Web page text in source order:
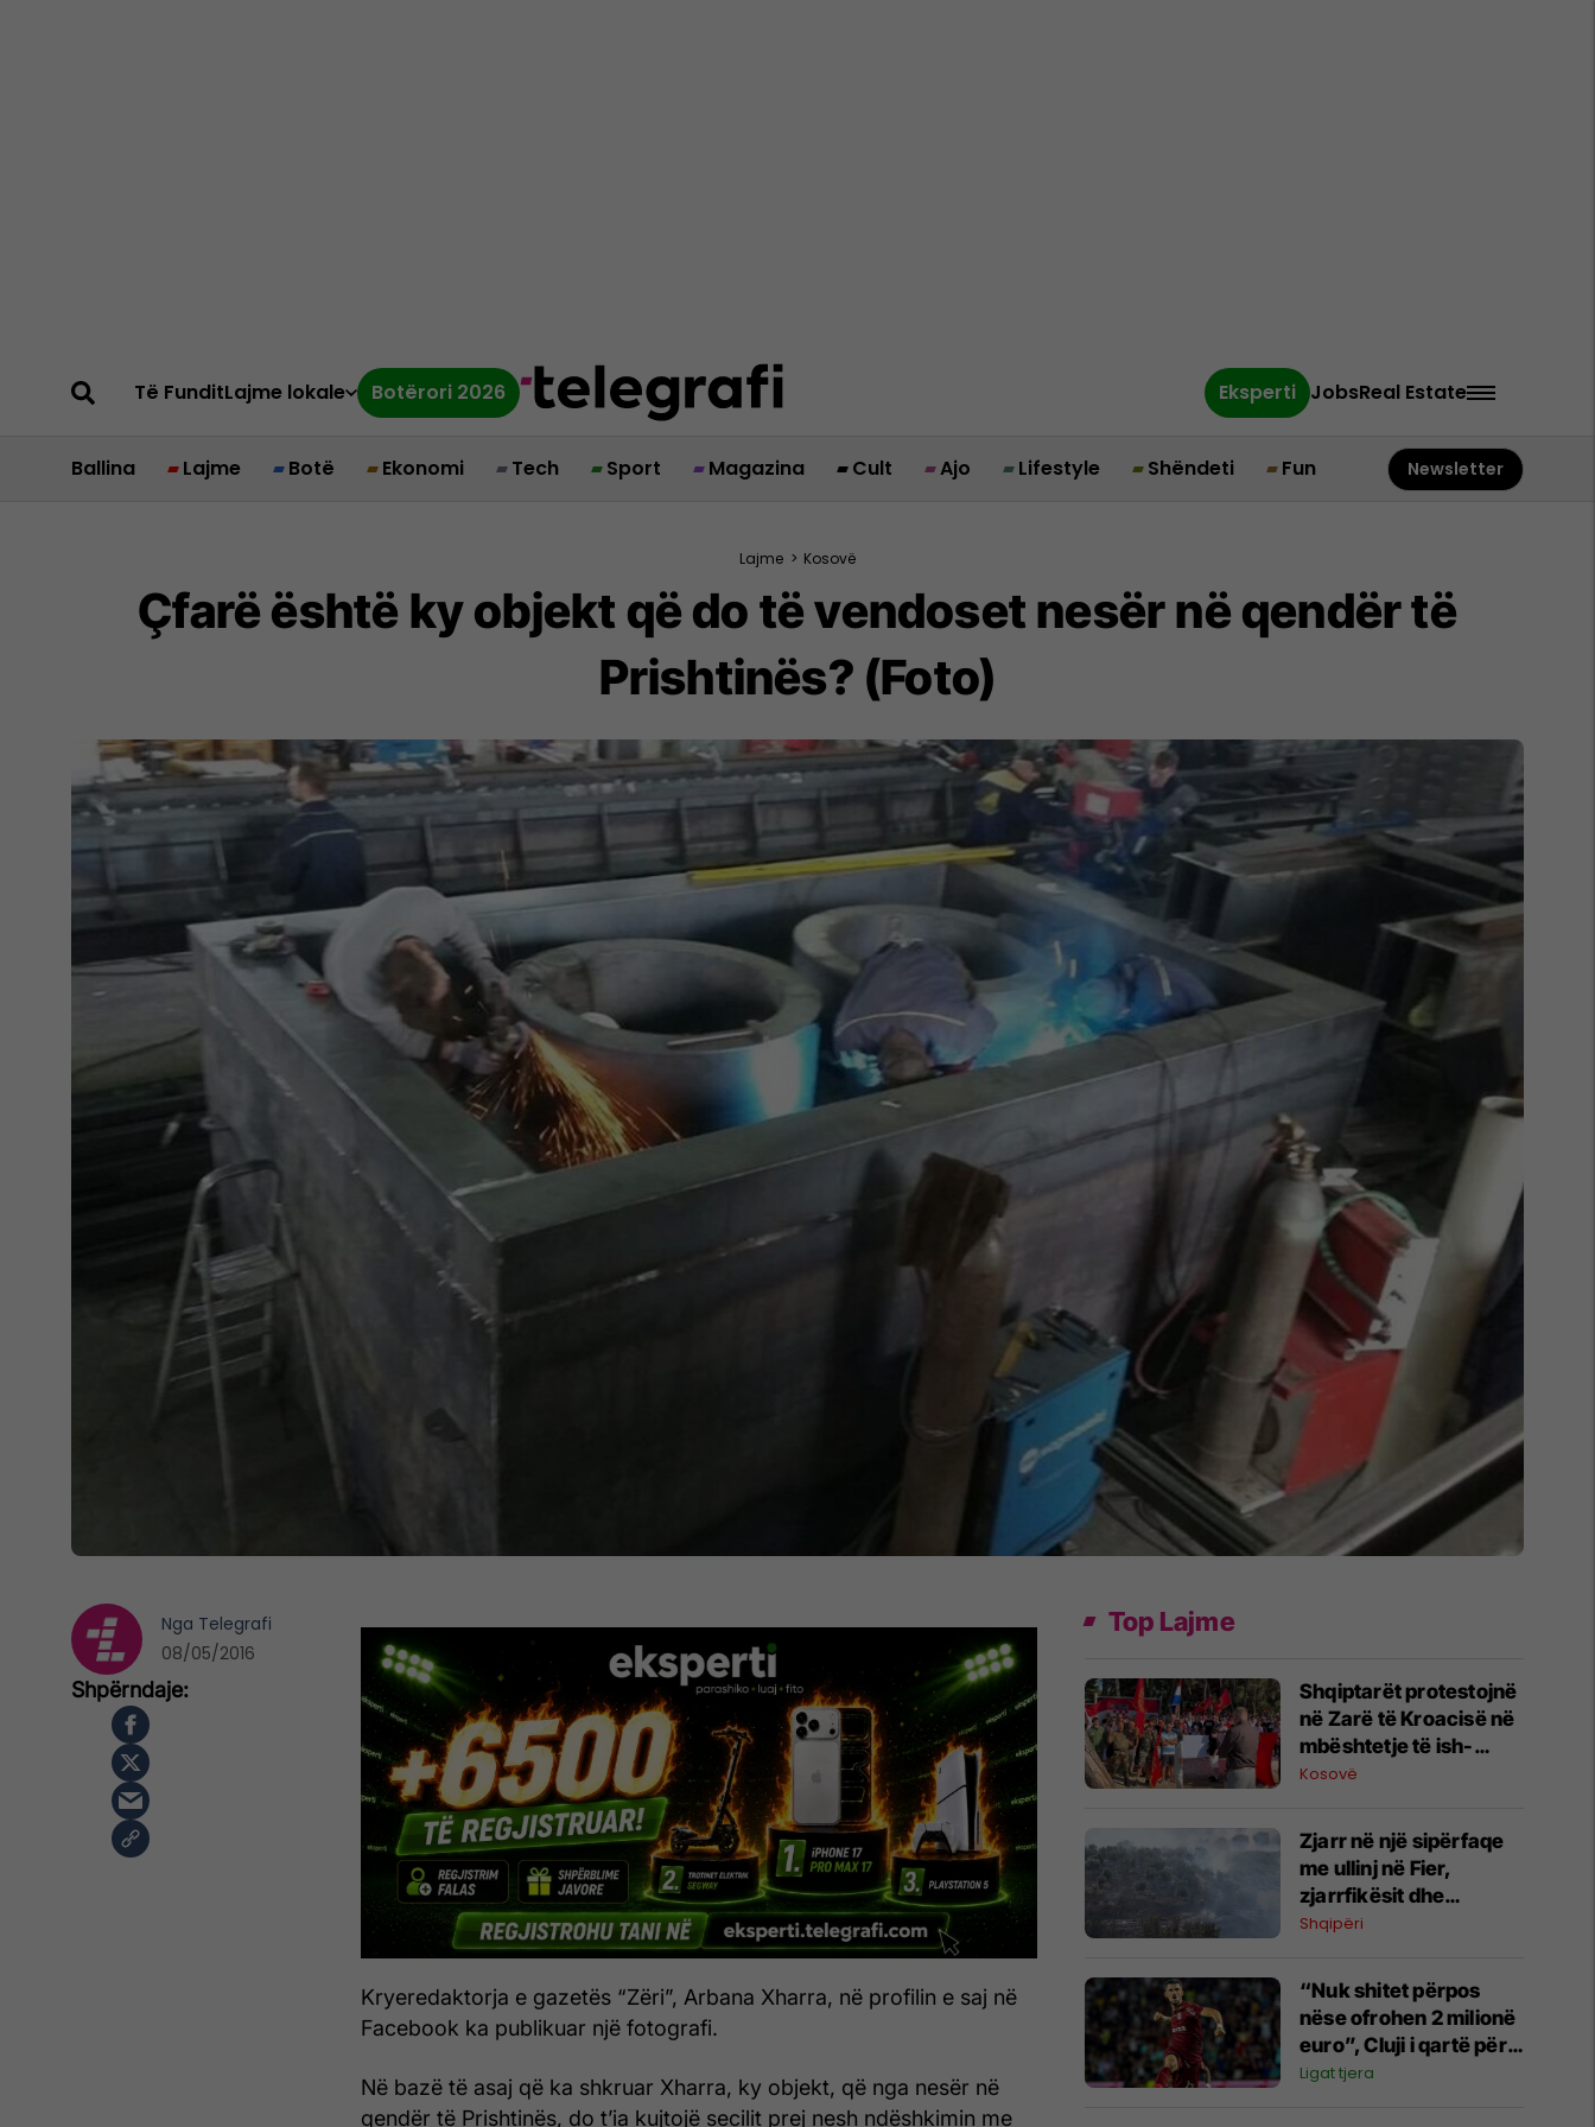
Të FunditLajme lokale Botërori 2026 Eksperti JobsReal Estate
Ballina Lajme Botë Ekonomi Tech Sport Magazina Cult Ajo Lifestyle Shëndeti Fun Newsletter
Lajme > Kosovë
Çfarë është ky objekt që do të vendoset nesër në qendër të
Prishtinës? (Foto)
Kryeredaktorja e gazetës “Zëri”, Arbana Xharra, në profilin e saj në
Facebook ka publikuar një fotografi.
Në bazë të asaj që ka shkruar Xharra, ky objekt, që nga nesër në
qendër të Prishtinës, do t’ia kujtojë secilit prej nesh ndëshkimin me
Nga Telegrafi
08/05/2016
Top Lajme
Shqiptarët protestojnë
në Zarë të Kroacisë në
mbështetje të ish-
krerëve të UÇK-së -
Hagë
Kosovë
Zjarr në një sipërfaqe
me ullinj në Fier,
zjarrfikësit dhe
banorët në aksion për
Shqipëri
“Nuk shitet përpos
nëse ofrohen 2 milionë
euro”, Cluji i qartë për
Meriton Korenicën
Ligat tjera